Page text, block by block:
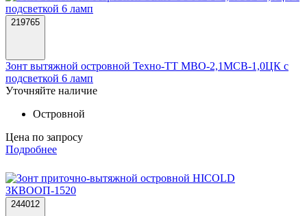
219765
Зонт вытяжной островной Техно-ТТ МВО-2,1МСВ-1,0ЦК с
подсветкой 6 ламп
Уточняйте наличие
Островной
Цена по запросу
Подробнее
244012